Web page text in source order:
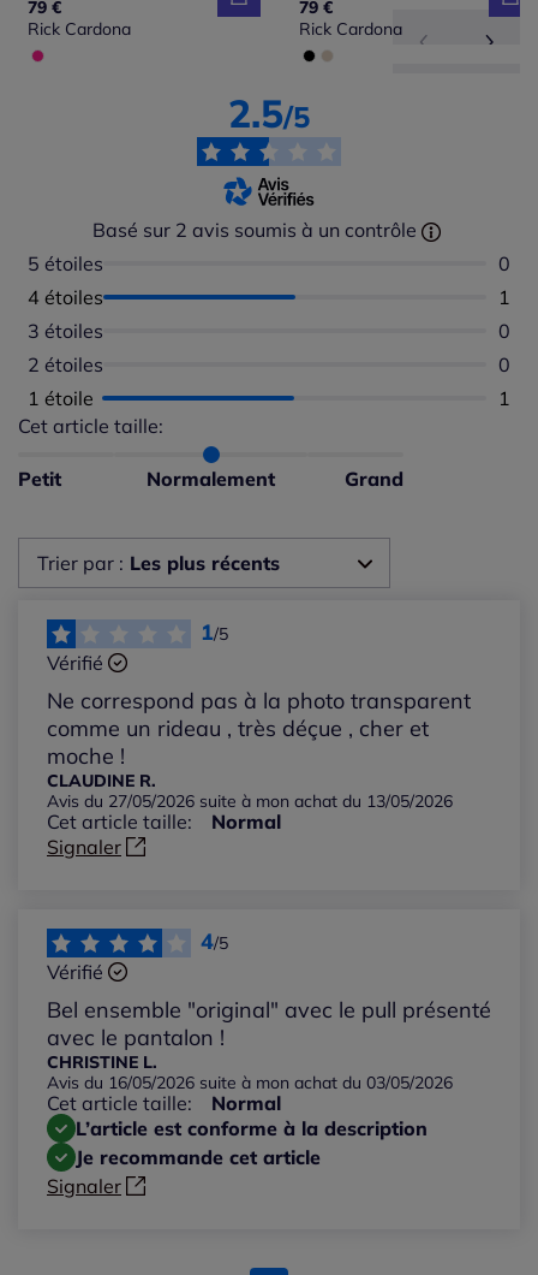
79 €
Rick Cardona
79 €
Rick Cardona
2.5/5
Basé sur 2 avis soumis à un contrôle
5 étoiles
0
4 étoiles
1
3 étoiles
0
2 étoiles
0
1 étoile
1
Cet article taille:
Petit Normalement Grand
Répartition du taillant selon les avis clients
Taille normalement : 100%
Taille petit : 0%
Taille grand : 0%
Trier par : Les plus récents
Les plus récents
Notes les plus élevées
Notes les plus basses
1/5
Vérifié
Ne correspond pas à la photo transparent
comme un rideau , très déçue , cher et
moche !
CLAUDINE R.
Avis du 27/05/2026 suite à mon achat du 13/05/2026
Cet article taille:
Normal
Signaler
4/5
Vérifié
Bel ensemble "original" avec le pull présenté
avec le pantalon !
CHRISTINE L.
Avis du 16/05/2026 suite à mon achat du 03/05/2026
Cet article taille:
Normal
L’article est conforme à la description
Je recommande cet article
Signaler